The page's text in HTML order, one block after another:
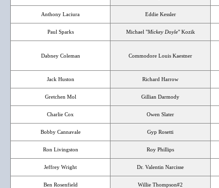
Anthony Laciura Eddie Kessler
Paul Sparks Michael "Mickey Doyle" Kozik
Dabney Coleman Commodore Louis Kaestner
Jack Huston Richard Harrow
Gretchen Mol Gillian Darmody
Charlie Cox Owen Slater
Bobby Cannavale Gyp Rosetti
Ron Livingston Roy Phillips
Jeffrey Wright Dr. Valentin Narcisse
Ben Rosenfield Willie Thompson#2